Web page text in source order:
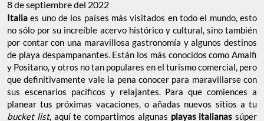
PorMaría José Ferrant
8 de septiembre del 2022
Italiaes uno de los países más visitados en todo el mundo, esto
no sólo por su increíble acervo histórico y cultural, sino también
por contar con una maravillosa gastronomía y algunos destinos
de playa despampanantes. Están los más conocidos como
Amalfi y Positano, y otros no tan populares en el turismo
comercial, pero que definitivamente vale la pena conocer para